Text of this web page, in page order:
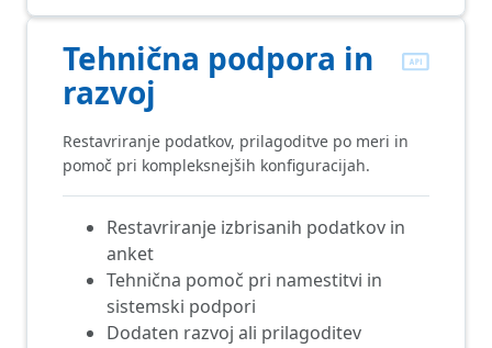
Tehnična podpora in
razvoj
Restavriranje podatkov, prilagoditve po meri in
pomoč pri kompleksnejših konfiguracijah.
Restavriranje izbrisanih podatkov in
anket
Tehnična pomoč pri namestitvi in
sistemski podpori
Dodaten razvoj ali prilagoditev